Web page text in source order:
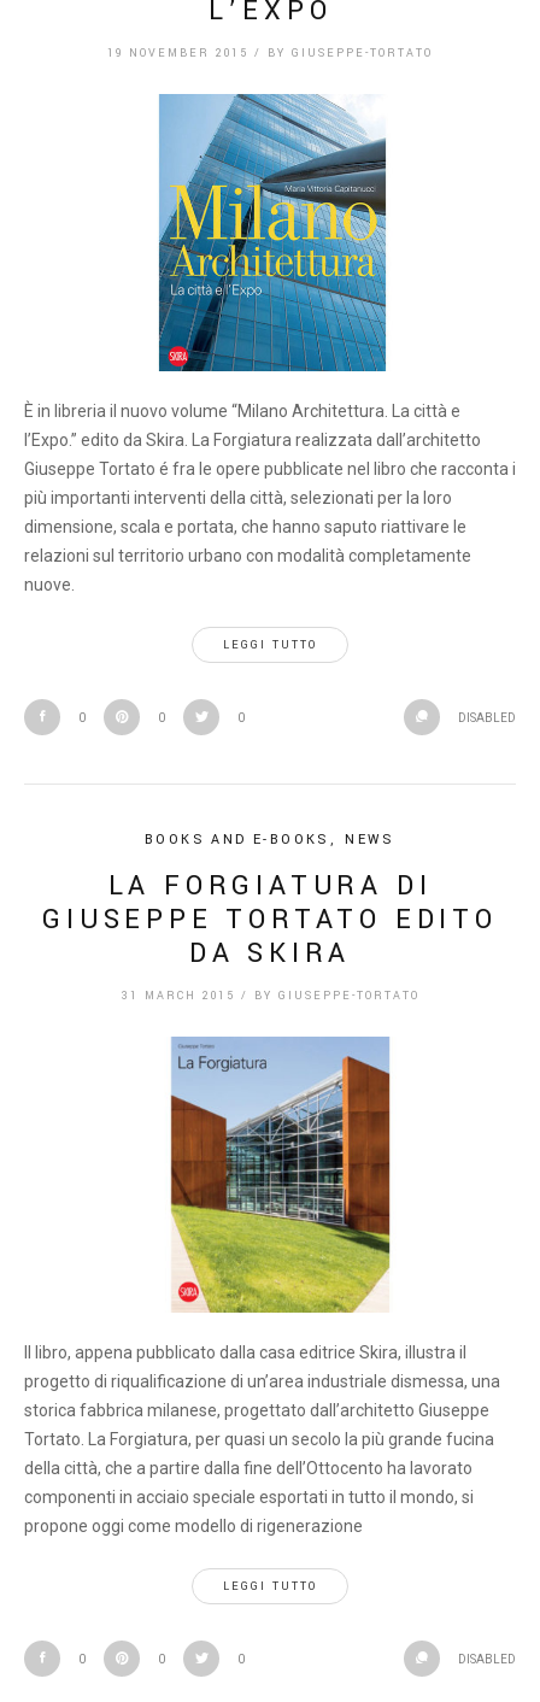
L’EXPO
19 NOVEMBER 2015 / BY GIUSEPPE-TORTATO
È in libreria il nuovo volume “Milano Architettura. La città e
l’Expo.” edito da Skira. La Forgiatura realizzata dall’architetto
Giuseppe Tortato é fra le opere pubblicate nel libro che racconta i
più importanti interventi della città, selezionati per la loro
dimensione, scala e portata, che hanno saputo riattivare le
relazioni sul territorio urbano con modalità completamente
nuove.
LEGGI TUTTO
0 0 0 DISABLED
BOOKS AND E-BOOKS , NEWS
LA FORGIATURA DI
GIUSEPPE TORTATO EDITO
DA SKIRA
31 MARCH 2015 / BY GIUSEPPE-TORTATO
Il libro, appena pubblicato dalla casa editrice Skira, illustra il
progetto di riqualificazione di un’area industriale dismessa, una
storica fabbrica milanese, progettato dall’architetto Giuseppe
Tortato. La Forgiatura, per quasi un secolo la più grande fucina
della città, che a partire dalla fine dell’Ottocento ha lavorato
componenti in acciaio speciale esportati in tutto il mondo, si
propone oggi come modello di rigenerazione
LEGGI TUTTO
0 0 0 DISABLED